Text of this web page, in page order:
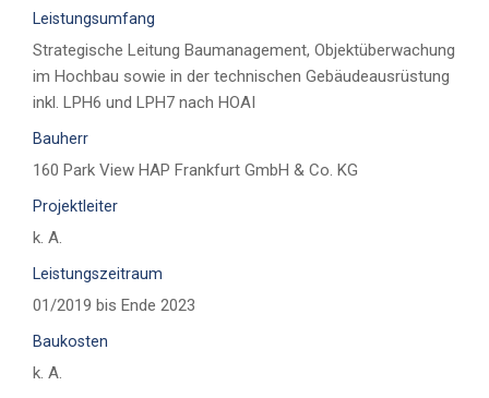
Leistungsumfang
Strategische Leitung Baumanagement, Objektüberwachung
im Hochbau sowie in der technischen Gebäudeausrüstung
inkl. LPH6 und LPH7 nach HOAI
Bauherr
160 Park View HAP Frankfurt GmbH & Co. KG
Projektleiter
k. A.
Leistungszeitraum
01/2019 bis Ende 2023
Baukosten
k. A.